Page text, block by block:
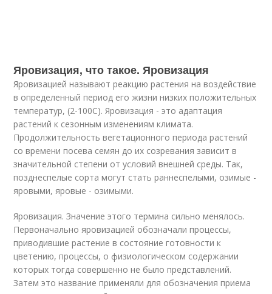
Яровизация, что такое. Яровизация
Яровизацией называют реакцию растения на воздействие
в определенный период его жизни низких положительных
температур, (2-100С). Яровизация - это адаптация
растений к сезонным изменениям климата.
Продолжительность вегетационного периода растений
со времени посева семян до их созревания зависит в
значительной степени от условий внешней среды. Так,
позднеспелые сорта могут стать раннеспелыми, озимые -
яровыми, яровые - озимыми.
Яровизация. Значение этого термина сильно менялось.
Первоначально яровизацией обозначали процессы,
приводившие растение в состояние готовности к
цветению, процессы, о физиологическом содержании
которых тогда совершенно не было представлений.
Затем это название применяли для обозначения приема